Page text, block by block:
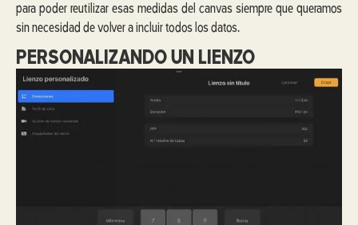
para poder reutilizar esas medidas del canvas siempre que queramos
sin necesidad de volver a incluir todos los datos.
PERSONALIZANDO UN LIENZO